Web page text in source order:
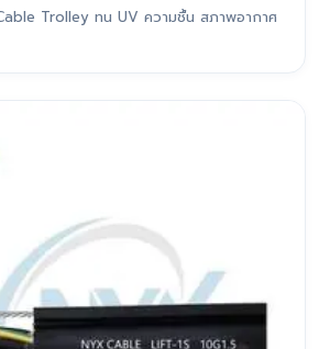
Trolley ทน UV ความชื้น สภาพอากาศ